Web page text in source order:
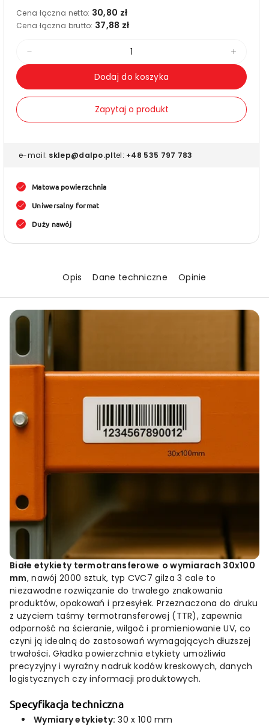
Cena łączna netto: 30,80 zł
Cena łączna brutto: 37,88 zł
dla
termotransferowe
30/100
2000
szt
CVC7
ilość
dla
Dodaj do koszyka
Zapytaj o produkt
e-mail: sklep@dalpo.pltel: +48 535 797 783
Matowa powierzchnia
Uniwersalny format
Duży nawój
Opis Dane techniczne Opinie
Białe etykiety termotransferowe o wymiarach 30x100
mm, nawój 2000 sztuk, typ CVC7 gilza 3 cale to
niezawodne rozwiązanie do trwałego znakowania
produktów, opakowań i przesyłek. Przeznaczona do druku
z użyciem taśmy termotransferowej (TTR), zapewnia
odporność na ścieranie, wilgoć i promieniowanie UV, co
czyni ją idealną do zastosowań wymagających dłuższej
trwałości. Gładka powierzchnia etykiety umożliwia
precyzyjny i wyraźny nadruk kodów kreskowych, danych
logistycznych czy informacji produktowych.
Specyfikacja techniczna
Wymiary etykiety: 30 x 100 mm